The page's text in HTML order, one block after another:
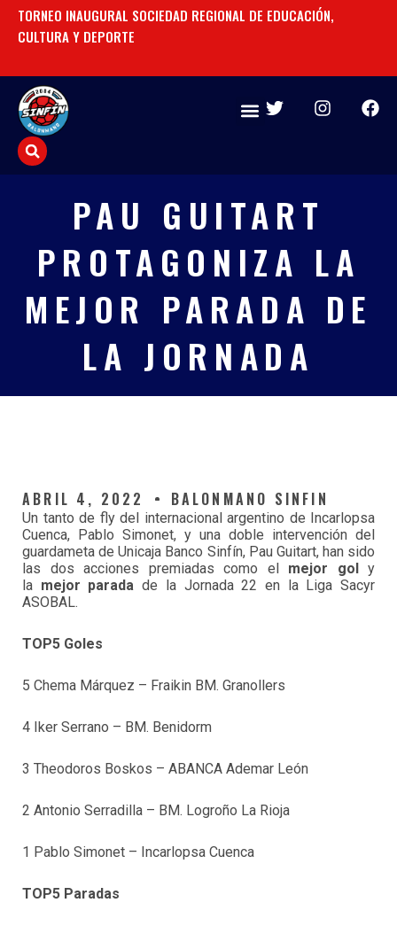
TORNEO INAUGURAL SOCIEDAD REGIONAL DE EDUCACIÓN,
CULTURA Y DEPORTE
T
t
I
a
m
F
b
PAU GUITART
PROTAGONIZA LA
MEJOR PARADA DE
LA JORNADA
ABRIL 4, 2022 BALONMANO SINFIN
Un tanto de fly del internacional argentino de Incarlopsa
Cuenca, Pablo Simonet, y una doble intervención del
guardameta de Unicaja Banco Sinfín, Pau Guitart, han sido
las dos acciones premiadas como el mejor goly
la mejor parada de la Jornada 22 en la Liga Sacyr
ASOBAL.
TOP5 Goles
5 Chema Márquez – Fraikin BM. Granollers
4 Iker Serrano – BM. Benidorm
3 Theodoros Boskos – ABANCA Ademar León
2 Antonio Serradilla – BM. Logroño La Rioja
1 Pablo Simonet – Incarlopsa Cuenca
TOP5 Paradas